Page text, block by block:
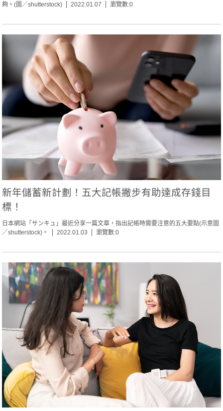
夠。(圖／shutterstock)
2022.01.07 瀏覽數:0
新年儲蓄新計劃！五大記帳撇步有助達成存錢目
標！
日本網站「サンキュ」最近分享一篇文章，指出記帳時需要注意的五大要點(示意圖
／shutterstock)。
2022.01.03 瀏覽數:0